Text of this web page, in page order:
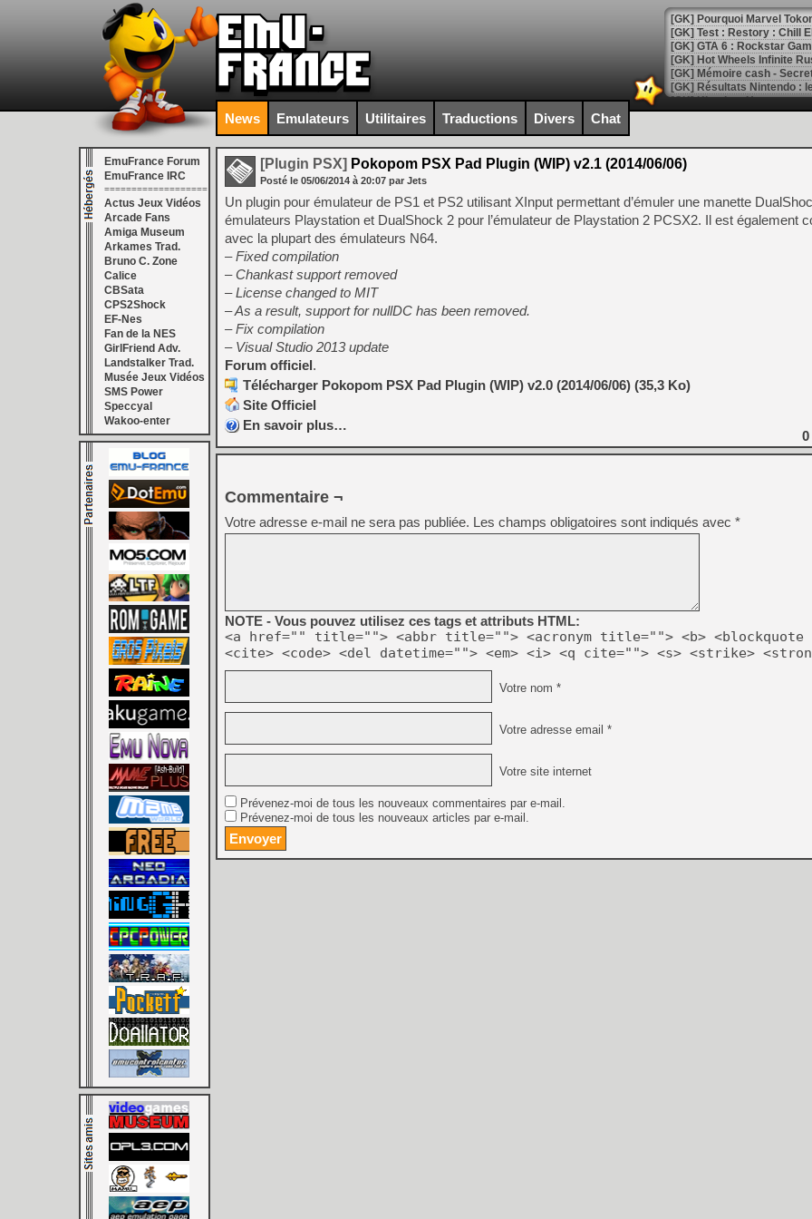
[GK] Pourquoi Marvel
[GK] Test : Restory : Chill
[GK] GTA 6 : Rockstar
[GK] Hot Wheels Infinite
[GK] Mémoire cash -
[GK] Résultats Nintendo :
[GK] Déjà des
[Mo5] Brickboy cherche à
[GK] Minecraft et ses «
[GK] Beast of
[GK] Ubisoft : fin de partie
[GK] Mémoire cash -
[GK] Dan Houser (GTA)
[GK] Comment EA Sports
[GK] Crimson Moon : un
[GK] Isle of Reveries : le
[GK] Moonlighter 2 : The
[GK] Capcom relance
[Mo5] Deux inédits du
[GK] Le beat'em up The
[GK] Endless Legend 2 :
[LS] [PS5] Le WebKit
[GK] Oubliez Crazy Taxi,
[LS] [Switch] NSZ 5.0.0
[GK] No More Room in
[GK] Un chatbot Atelier
[GK] Mémoire cash -
[GK] Nvidia : le prix des
[GK] Suikoden Star Leap
[Mo5] La mini borne
News Emulateurs Utilitaires Traductions Divers Chat
EmuFrance Forum
EmuFrance IRC
===================
Actus Jeux Vidéos
Arcade Fans
Amiga Museum
Arkames Trad.
Bruno C. Zone
Calice
CBSata
CPS2Shock
EF-Nes
Fan de la NES
GirlFriend Adv.
Landstalker Trad.
Musée Jeux Vidéos
SMS Power
Speccyal
Wakoo-enter
[Plugin PSX] Pokopom PSX Pad Plugin (WIP) v2.1 (2014/06/06)
Posté le 05/06/2014 à 20:07 par Jets
Un plugin pour émulateur de PS1 et PS2 utilisant XInput permettant d’émuler une manette
émulateurs Playstation et DualShock 2 pour l’émulateur de Playstation 2 PCSX2. Il est également
avec la plupart des émulateurs N64.
– Fixed compilation
– Chankast support removed
– License changed to MIT
– As a result, support for nullDC has been removed.
– Fix compilation
– Visual Studio 2013 update
Forum officiel.
Télécharger Pokopom PSX Pad Plugin (WIP) v2.0 (2014/06/06) (35,3 Ko)
Site Officiel
En savoir plus…
0
Commentaire ¬
Votre adresse e-mail ne sera pas publiée. Les champs obligatoires sont indiqués avec *
NOTE - Vous pouvez utilisez ces tags et attributs HTML:
<a href="" title=""> <abbr title=""> <acronym title=""> <b> <blockquote
<cite> <code> <del datetime=""> <em> <i> <q cite=""> <s> <strike>
Votre nom *
Votre adresse email *
Votre site internet
Prévenez-moi de tous les nouveaux commentaires par e-mail.
Prévenez-moi de tous les nouveaux articles par e-mail.